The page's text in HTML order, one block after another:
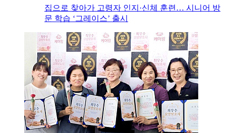
집으로 찾아가 고령자 인지·신체 훈련… 시니어 방
문 학습 ‘그레이스’ 출시